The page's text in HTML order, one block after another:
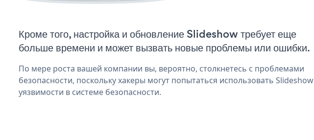
Кроме того, настройка и обновление Slideshow требует еще
больше времени и может вызвать новые проблемы или ошибки.
По мере роста вашей компании вы, вероятно, столкнетесь с проблемами
безопасности, поскольку хакеры могут попытаться использовать Slideshow
уязвимости в системе безопасности.